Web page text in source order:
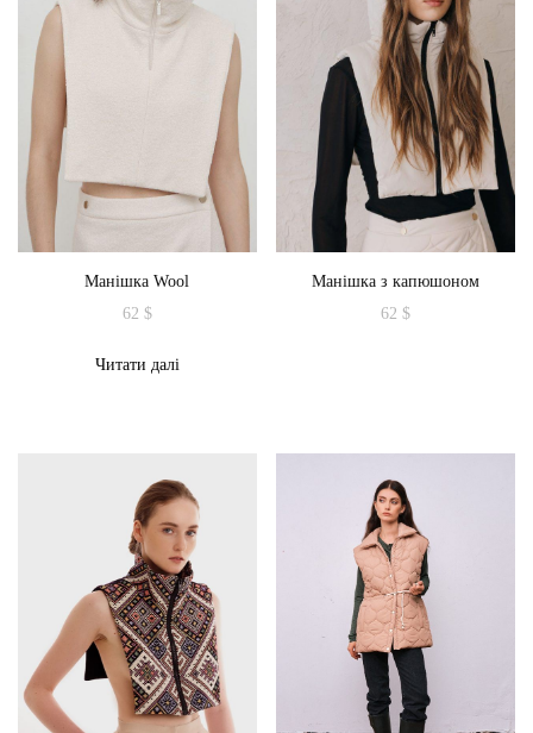
Параметри
товару
Параметри
можна
вибрати
на
сторінці
товару
Манішка Wool
62 $
Читати далі
Манішка з капюшоном
62$